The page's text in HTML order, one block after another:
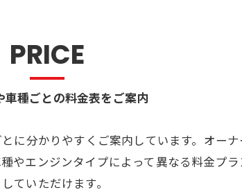
PRICE
車種ごとの料金表をご案内
に分かりやすくご案内しています。オー
やエンジンタイプによって異なる料金プ
ていただけます。